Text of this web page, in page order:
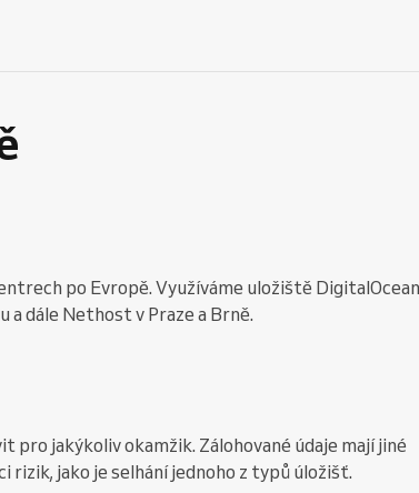
po Evropě. Využíváme uložiště
a dále Nethost v Praze a Brně.
pro jakýkoliv okamžik. Zálohované údaje mají jiné
jako je selhání jednoho z typů úložišť.